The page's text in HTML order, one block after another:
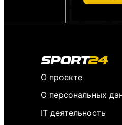
О проекте
О персональных
IT деятельность